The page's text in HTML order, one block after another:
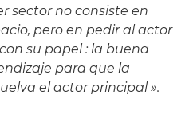
sector no consiste en
pero en pedir al actor
su papel : la buena
para que la
el actor principal ».